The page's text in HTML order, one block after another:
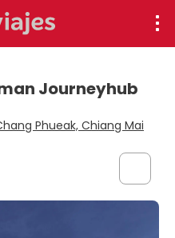
Journeyhub
Phueak, Chiang Mai